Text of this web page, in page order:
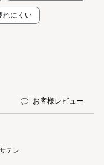
れにくい
お客様レビュー
テン